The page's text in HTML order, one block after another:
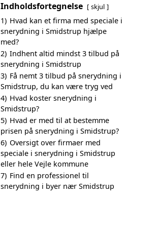
Indholdsfortegnelse skjul
1) Hvad kan et firma med speciale i
snerydning i Smidstrup hjælpe
med?
2) Indhent altid mindst 3 tilbud på
snerydning i Smidstrup
3) Få nemt 3 tilbud på snerydning i
Smidstrup, du kan være tryg ved
4) Hvad koster snerydning i
Smidstrup?
5) Hvad er med til at bestemme
prisen på snerydning i Smidstrup?
6) Oversigt over firmaer med
speciale i snerydning i Smidstrup
eller hele Vejle kommune
7) Find en professionel til
snerydning i byer nær Smidstrup